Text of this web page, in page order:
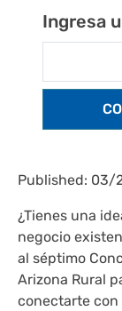
Ingresa
Published: 03/
¿Tienes una
negocio
al séptimo
Arizona Rural
conectarte con